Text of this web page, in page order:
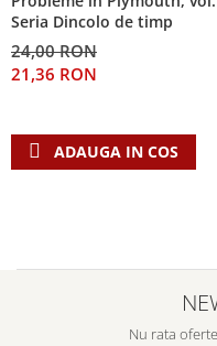
Seria Dincolo de timp
24,00 RON
21,36 RON
ADAUGA IN COS
Nu rata